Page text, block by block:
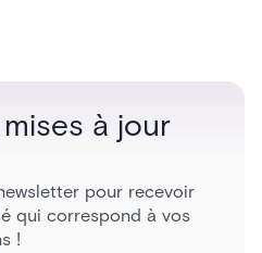
access control
à jour
pour recevoir
qui correspond à vos
!